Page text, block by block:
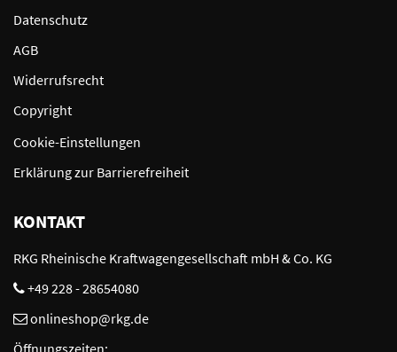
Datenschutz
AGB
Widerrufsrecht
Copyright
Cookie-Einstellungen
Erklärung zur Barrierefreiheit
KONTAKT
RKG Rheinische Kraftwagengesellschaft mbH & Co. KG
+49 228 - 28654080
onlineshop@rkg.de